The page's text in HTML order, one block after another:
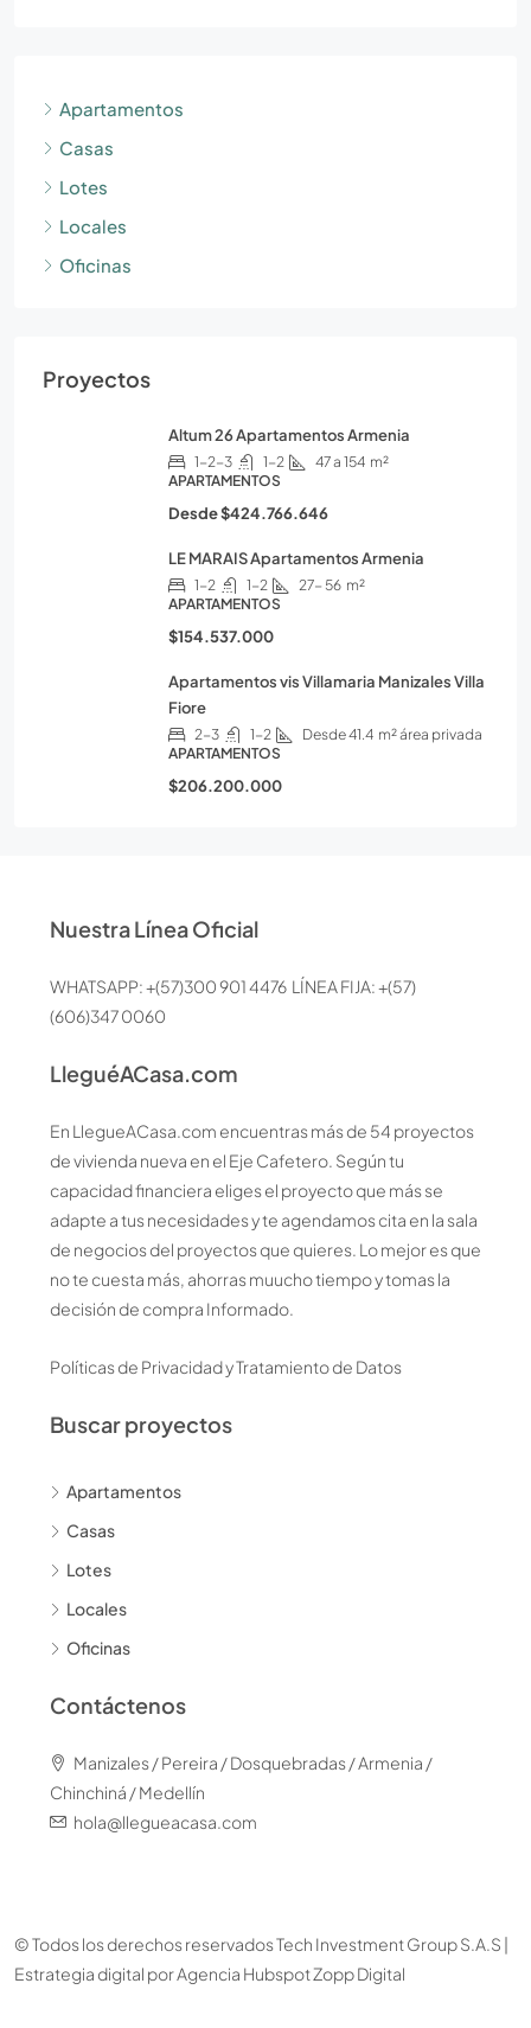
Apartamentos
Casas
Lotes
Locales
Oficinas
Proyectos
Altum 26 Apartamentos Armenia
1-2-3 1-2 47 a 154 m²
APARTAMENTOS
Desde$424.766.646
LE MARAIS Apartamentos Armenia
1-2 1-2 27- 56 m²
APARTAMENTOS
$154.537.000
Apartamentos vis Villamaria Manizales Villa
Fiore
2-3 1-2 Desde 41.4 m² área privada
APARTAMENTOS
$206.200.000
Nuestra Línea Oficial
WHATSAPP: +(57)300 901 4476 LÍNEA FIJA: +(57)
(606)347 0060
LleguéACasa.com
En LlegueACasa.com encuentras más de 54 proyectos
de vivienda nueva en el Eje Cafetero. Según tu
capacidad financiera eliges el proyecto que más se
adapte a tus necesidades y te agendamos cita en la sala
de negocios del proyectos que quieres. Lo mejor es que
no te cuesta más, ahorras muucho tiempo y tomas la
decisión de compra Informado.
Políticas de Privacidad y Tratamiento de Datos
Buscar proyectos
Apartamentos
Casas
Lotes
Locales
Oficinas
Contáctenos
Manizales / Pereira / Dosquebradas / Armenia /
Chinchiná / Medellín
hola@llegueacasa.com
© Todos los derechos reservados Tech Investment Group S.A.S |
Estrategia digital porAgencia Hubspot Zopp Digital